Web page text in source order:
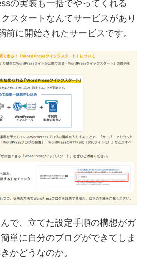
の実装も一括でやってくれる
スタートなんてサービスがあり
前に開始されたサービスです。
で、立てた設定手順の構想がガ
単に自分のブログができてしま
かどうなのか。